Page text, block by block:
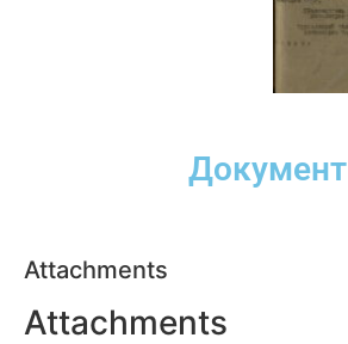
Документ
Attachments
Attachments